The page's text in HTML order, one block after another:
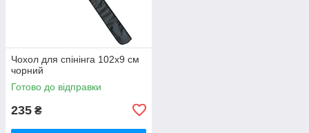
Чохол для спінінга 102х9 см
чорний
Готово до відправки
235 ₴